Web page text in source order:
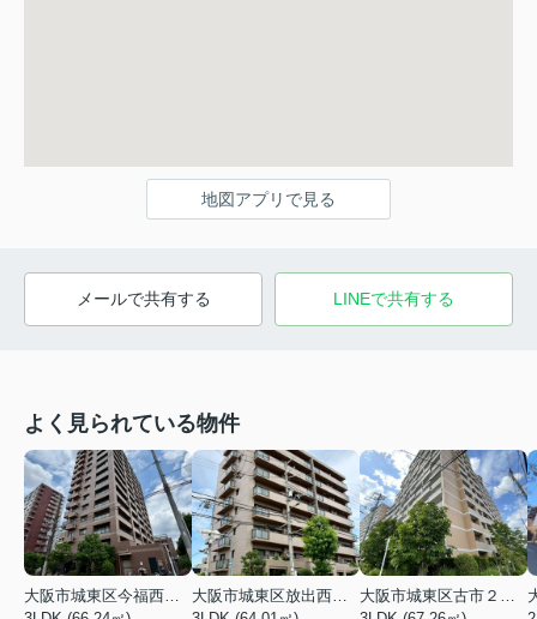
地図アプリで見る
メールで共有する LINEで共有する
よく見られている物件
大阪市城東区今福西６丁目
大阪市城東区放出西１丁目
大阪市城東区古市２丁目